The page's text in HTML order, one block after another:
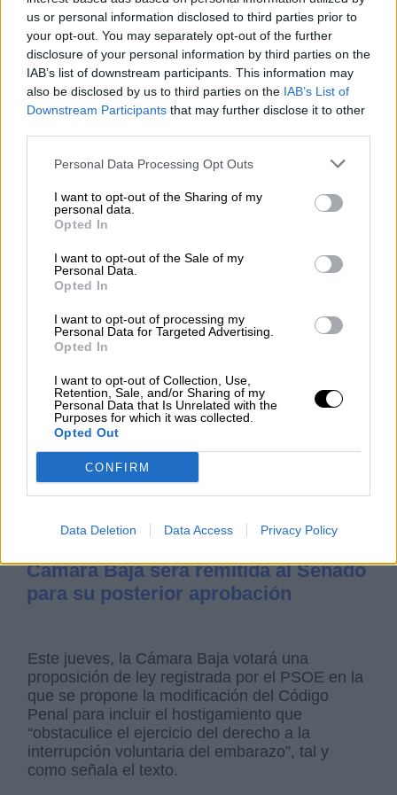
us or personal information disclosed to third parties prior to
your opt-out. You may separately opt-out of the further
disclosure of your personal information by third parties on the
IAB’s list of downstream participants. This information may
also be disclosed by us to third parties on the IAB’s List of
Downstream Participants that may further disclose it to other
Personal Data Processing Opt Outs
I want to opt-out of the Sharing of my
personal data.
Opted In
I want to opt-out of the Sale of my
Personal Data.
Opted In
I want to opt-out of processing my
Personal Data for Targeted Advertising.
Opted In
I want to opt-out of Collection, Use,
Retention, Sale, and/or Sharing of my
Personal Data that Is Unrelated with the
Purposes for which it was collected.
Opted Out
CONFIRM
Data Deletion Data Access Privacy Policy
El Congreso votará hoy a favor de
penalizar el acoso en clínicas
abortivas
A la espera de la reforma de la Ley de salud sexual
embarazo, todavía en tramitación en el Ministerio
de Igualdad, el Congreso hoy da un paso más en
las garantías efectivas para ejercer este derecho.
AUTOR JUAN ALMANSA
Mas artículos del mismo autor/a
Cámara Baja será remitida al Senado
para su posterior aprobación
Este jueves, la Cámara Baja votará una
proposición de ley registrada por el PSOE en la
que se propone la modificación del Código
Penal para incluir el hostigamiento que
“obstaculice el ejercicio del derecho a la
interrupción voluntaria del embarazo”, tal y
como señala el texto.